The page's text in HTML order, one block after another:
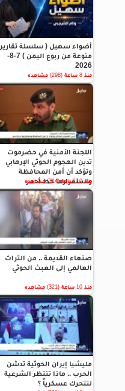
أضواء سهيل ( سلسلة تقارير
منوعة من ربوع اليمن ) 7-8-
2026
منذ 8 ساعة (298) مشاهده
اللجنة الأمنية في حضرموت
تدين الهجوم الحوثي الإرهابي
وتؤكد أن أمن المحافظة
واستقرارها خط أحمر
منذ 10 ساعة (314) مشاهده
صنعاء القديمة .. من التراث
العالمي إلى العبث الحوثي
منذ 10 ساعة (321) مشاهده
مليشيا إيران الحوثية تدشن
الحرب .. ماذا تنتظر الشرعية
لتتحرك عسكرياً ؟